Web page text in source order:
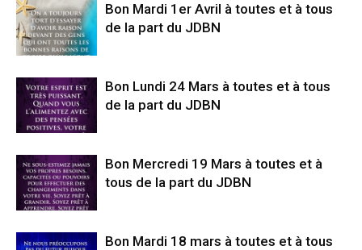
Bon Mardi 1er Avril à toutes et à tous
de la part du JDBN
Bon Lundi 24 Mars à toutes et à tous
de la part du JDBN
Bon Mercredi 19 Mars à toutes et à
tous de la part du JDBN
Bon Mardi 18 mars à toutes et à tous